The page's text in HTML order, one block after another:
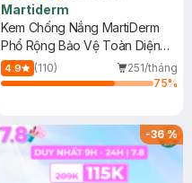
Martiderm
Kem Chống Nắng MartiDerm
Phổ Rộng Bảo Vệ Toàn Diện
40ml
4.9 (110)
251/tháng
75%
-36%